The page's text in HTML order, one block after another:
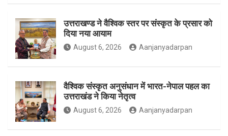
k
m
उत्तराखण्ड ने वैश्विक स्तर पर संस्कृत के प्रसार को
दिया नया आयाम
August 6, 2026 Aanjanyadarpan
वैश्विक संस्कृत अनुसंधान में भारत-नेपाल पहल का
उत्तराखंड ने किया नेतृत्व
August 6, 2026 Aanjanyadarpan